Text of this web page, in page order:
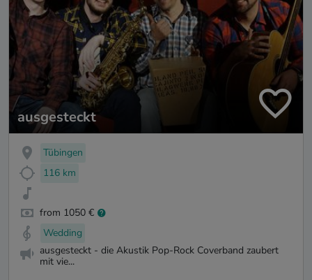
ausgesteckt
Tübingen
116 km
from 1050 €
Wedding
ausgesteckt - die Akustik Pop-Rock Coverband zaubert
mit vie...